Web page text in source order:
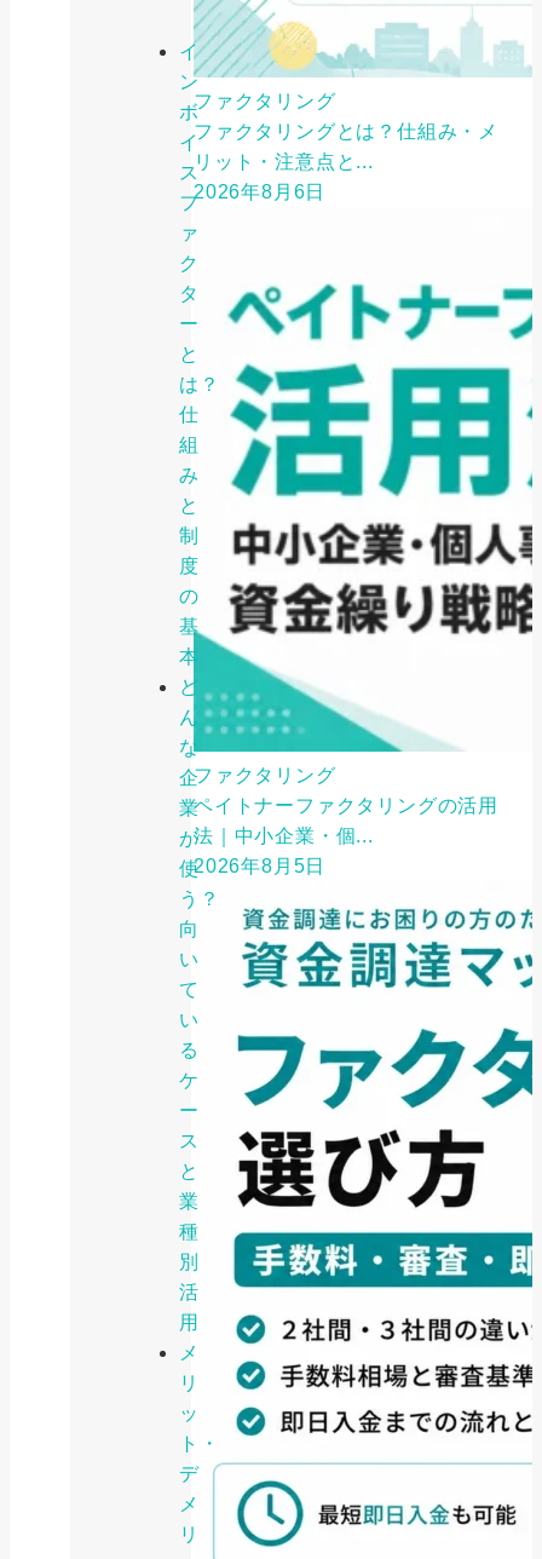
イ
ン
ボ
イ
ス
フ
ァ
ク
タ
ー
と
は？
仕
組
み
と
制
度
の
基
本
ど
ん
な
企
業
が
使
う？
向
い
て
い
る
ケ
ー
ス
と
業
種
別
活
用
メ
リ
ッ
ト・
デ
メ
リ
ファクタリング
ファクタリングとは？仕組み・メ
リット・注意点と...
2026年8月6日
ファクタリング
ペイトナーファクタリングの活用
法｜中小企業・個...
2026年8月5日